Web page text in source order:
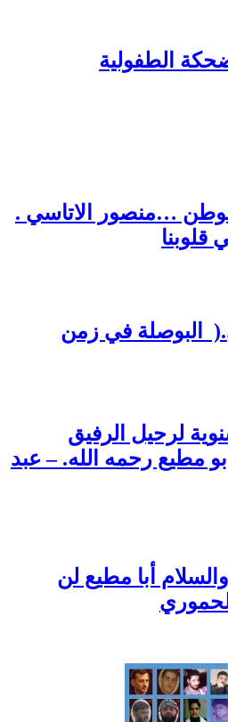
الطفولية
…منصور الاتاسي .
قلوبنا
البوصلة في زمن
لرحيل الرفيق
مطيع رحمه الله. – عبد
أبا مطيع لن